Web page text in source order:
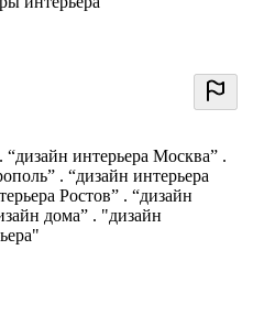
интерьера Москва” .
. “дизайн интерьера
Ростов” . “дизайн
дома” . "дизайн